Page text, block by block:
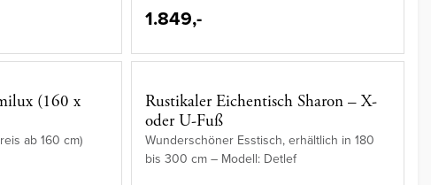
1.849,-
(160 x
ab 160 cm)
Rustikaler Eichentisch Sharon – X-
oder U-Fuß
Wunderschöner Esstisch, erhältlich in 180
bis 300 cm – Modell: Detlef